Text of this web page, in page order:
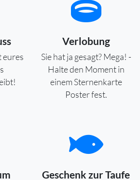
eures
Verlobung
Sie hat ja gesagt? Mega! -
Halte den Moment in
einem Sternenkarte
Poster fest.
Geschenk zur Taufe